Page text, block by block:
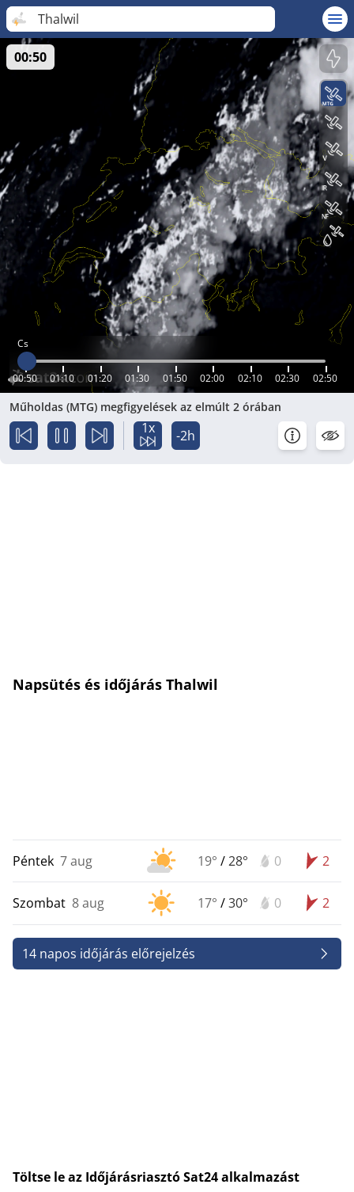
Thalwil
Cs
00:50 01:10 01:20 01:30 01:50 02:00 02:10 02:30 02:50
00:50
Műholdas (MTG) megfigyelések az elmúlt 2 órában
1x -2h
Napsütés és időjárás Thalwil
Péntek 7 aug 19° /28° 0 2
Szombat 8 aug 17° /30° 0 2
14 napos időjárás előrejelzés
Töltse le az Időjárásriasztó Sat24 alkalmazást